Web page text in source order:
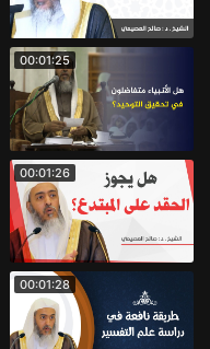
00:01:25
00:01:26
00:01:28